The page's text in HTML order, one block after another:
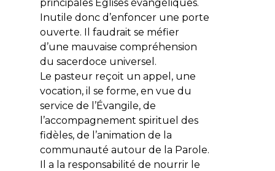
principales Églises évangéliques.
Inutile donc d’enfoncer une porte
ouverte. Il faudrait se méfier
d’une mauvaise compréhension
du sacerdoce universel.
Le pasteur reçoit un appel, une
vocation, il se forme, en vue du
service de l’Évangile, de
l’accompagnement spirituel des
fidèles, de l’animation de la
communauté autour de la Parole.
Il a la responsabilité de nourrir le